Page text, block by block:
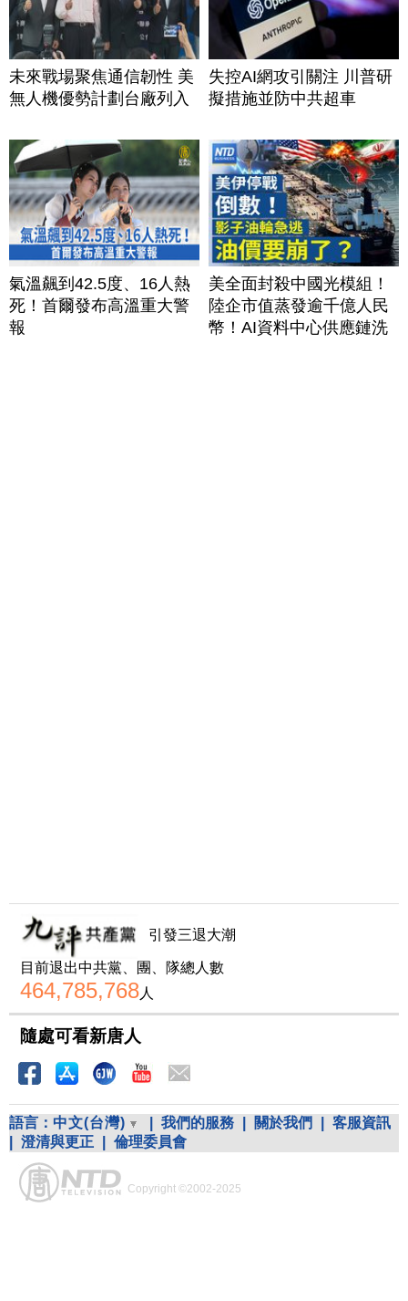
未來戰場聚焦通信韌性 美
無人機優勢計劃台廠列入
失控AI網攻引關注 川普研
擬措施並防中共超車
氣溫飆到42.5度、16人熱
死！首爾發布高溫重大警
報
美全面封殺中國光模組！
陸企市值蒸發逾千億人民
幣！AI資料中心供應鏈洗
引發三退大潮
目前退出中共黨、團、隊總人數
464,785,768人
隨處可看新唐人
語言： 中文(台灣) 我們的服務 關於我們
客服資訊
澄清與更正 倫理委員會
Copyright ©2002-2025